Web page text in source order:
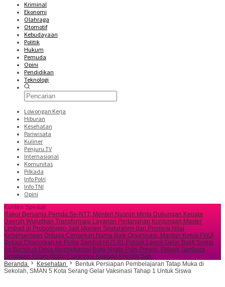
Kriminal
Ekonomi
Olahraga
Otomotif
Kebudayaan
Politik
Hukum
Pemuda
Opini
Pendidikan
Teknologi
Lowongan Kerja
Hiburan
Kesehatan
Pariwisata
Kuliner
Penjuru.TV
Internasional
Komunitas
Pilkada
Info Polri
Info TNI
Opini
Konten Spesial
Rakor Bersama Pemda Se-NTT, Menteri Nusron Minta Dukungan Kepala
Daerah Wujudkan Transformasi Layanan Pertanahan Kunjungan Master
Limbad di Probolinggo Jadi Momen Silaturahmi dan Promosi Nilai
Kebersamaan Diduga Cemarkan Nama Baik Organisasi, Mantan Ketua FWJI
Bekasi Dilaporkan ke Polisi Sambut HUT RI, Polsek Legok Gelar Bakti Sosial
Air Bersih di Desa Bojongkamal Bukti Nyata Polri Presisi, Polsek Tambora
Serahkan Enam Motor Curanmor Kepada Pemilik Sah
Beranda
Kesehatan
Bentuk Persiapan Pembelajaran Tatap Muka di
Sekolah, SMAN 5 Kota Serang Gelar Vaksinasi Tahap 1 Untuk Siswa